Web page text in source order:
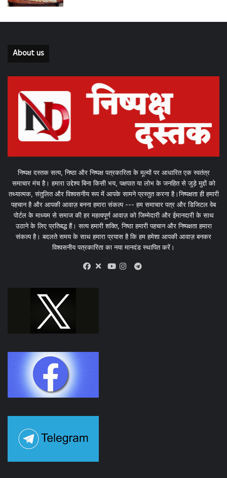
About us
निष्पक्ष दस्तक सत्य, निष्ठा और निष्पक्ष पत्रकारिता के मूल्यों पर आधारित एक स्वतंत्र
समाचार मंच है। हमारा उद्देश्य बिना किसी भय, पक्षपात या लोभ के जनहित से जुड़े मुद्दों को
तथ्यात्मक, संतुलित और विश्वसनीय रूप में आपके सामने प्रस्तुत करना है।निष्पक्षता ही हमारी
पहचान है और आपकी आवाज़ बनना हमारा संकल्प --- हम समाचार पत्र और डिजिटल वेब
पोर्टल के माध्यम से समाज की हर महत्वपूर्ण आवाज़ को जिम्मेदारी और ईमानदारी के साथ
उठाने के लिए प्रतिबद्ध हैं। सत्य हमारी शक्ति, निष्ठा हमारी पहचान और निष्पक्षता हमारा
संकल्प है। बदलते समय के साथ हमारा प्रयास है कि हम हमेशा आपकी आवाज़ बनकर
विश्वसनीय पत्रकारिता का नया मानदंड स्थापित करें।
X
Telegram